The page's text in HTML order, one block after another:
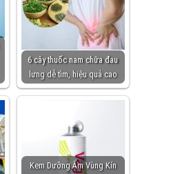
6 cây thuốc nam chữa đau
lưng dễ tìm, hiệu quả cao
Kem Dưỡng Ẩm Vùng Kín